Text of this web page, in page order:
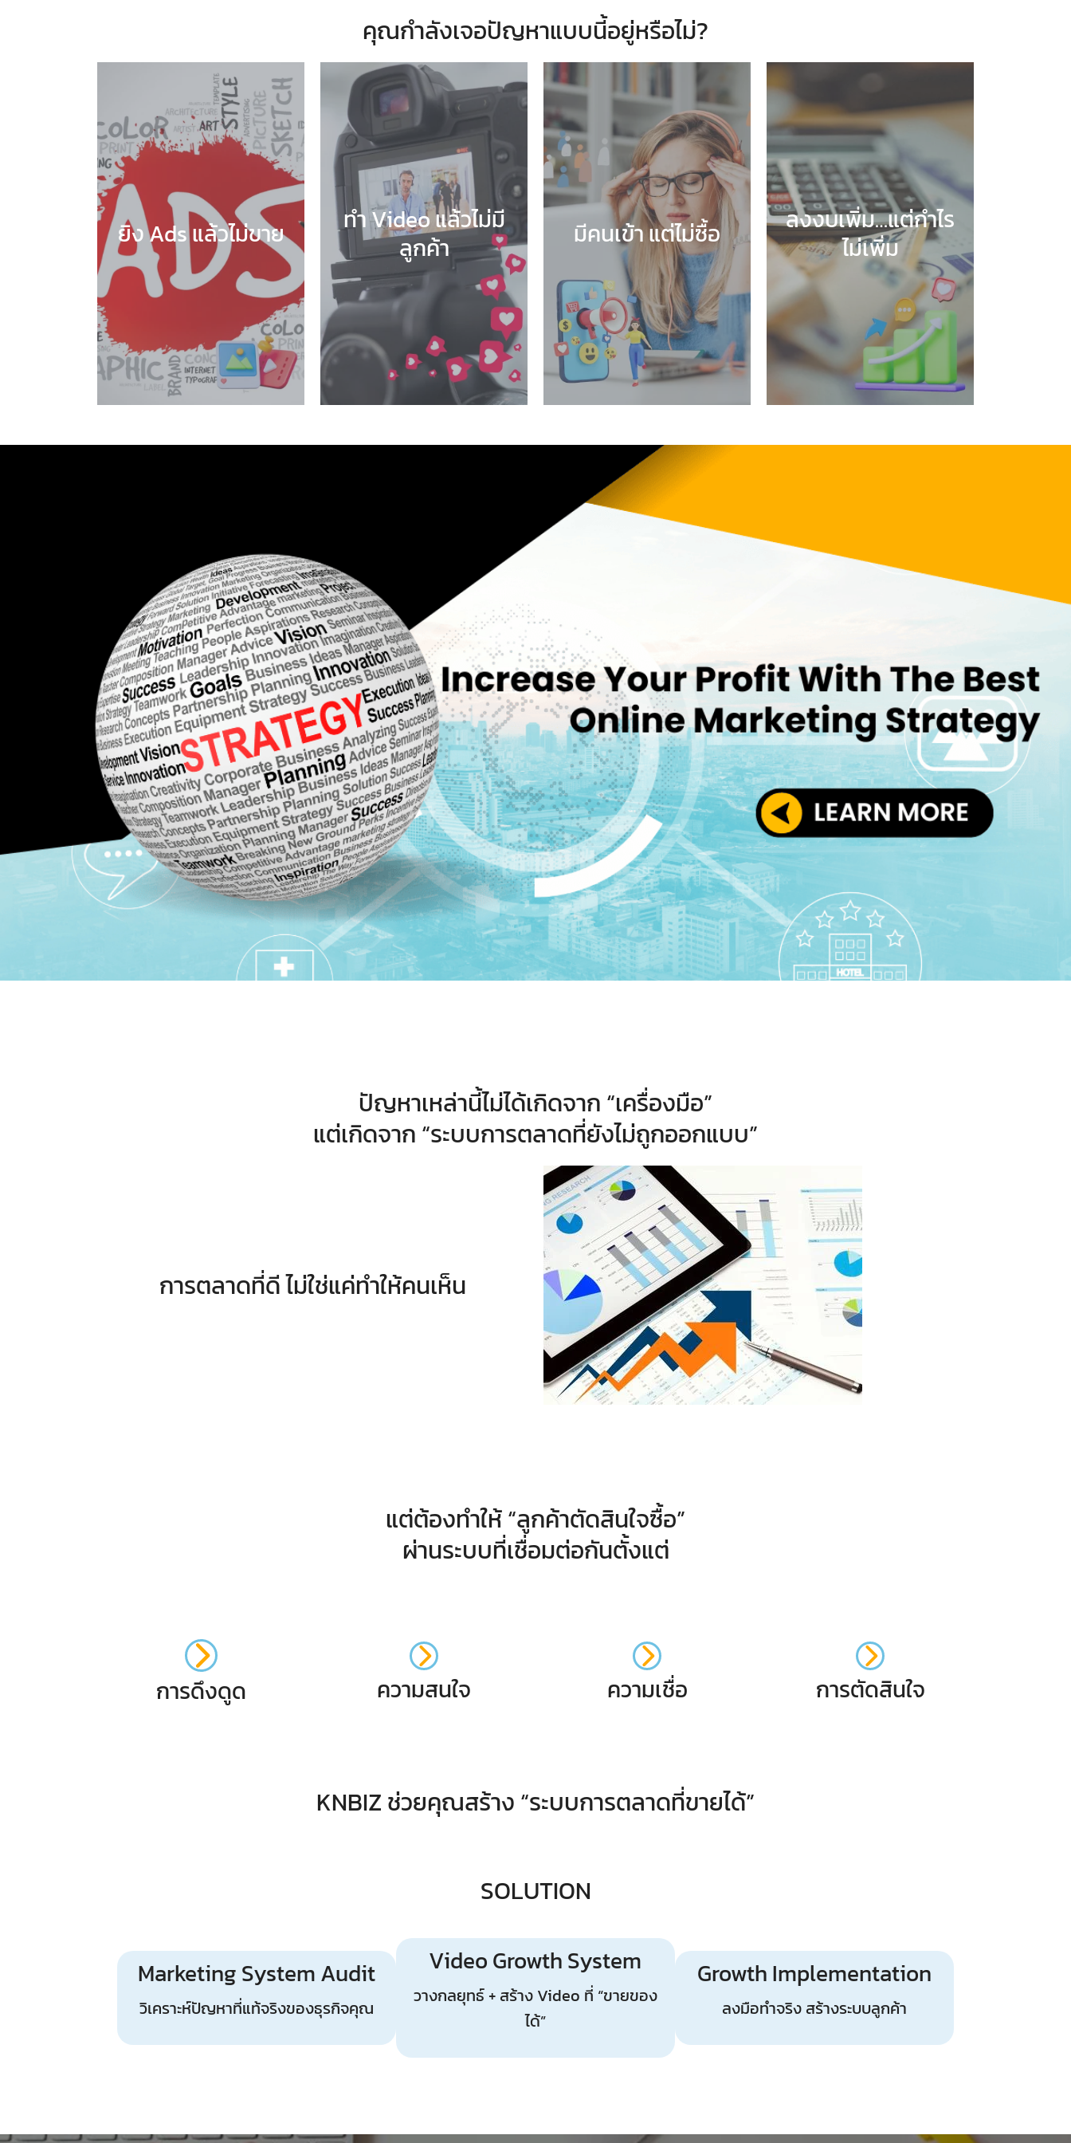
คุณกำลังเจอปัญหาแบบนี้อยู่หรือไม่?
ยิง Ads แล้วไม่ขาย
ทำ Video แล้วไม่มี
ลูกค้า
มีคนเข้า แต่ไม่ซื้อ
ลงงบเพิ่ม…แต่กำไร
ไม่เพิ่ม
ปัญหาเหล่านี้ไม่ได้เกิดจาก “เครื่องมือ”
แต่เกิดจาก “ระบบการตลาดที่ยังไม่ถูกออกแบบ”
การตลาดที่ดี ไม่ใช่แค่ทำให้คนเห็น
แต่ต้องทำให้ “ลูกค้าตัดสินใจซื้อ”
ผ่านระบบที่เชื่อมต่อกันตั้งแต่
การดึงดูด ความสนใจ ความเชื่อ การตัดสินใจ
KNBIZ ช่วยคุณสร้าง “ระบบการตลาดที่ขายได้”
SOLUTION
Marketing System Audit
วิเคราะห์ปัญหาที่แท้จริงของธุรกิจคุณ
Video Growth System
วางกลยุทธ์ + สร้าง Video ที่ “ขายของ
ได้”
Growth Implementation
ลงมือทำจริง สร้างระบบลูกค้า